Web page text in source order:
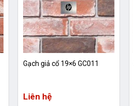
Gạch giả cổ 19×6 GC011
Liên hệ